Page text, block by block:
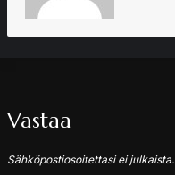
Vastaa
Sähköpostiosoitettasi ei julkaista.